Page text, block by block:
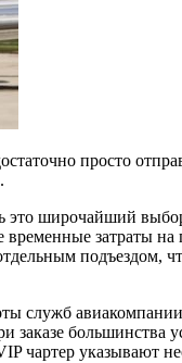
просто
широчайший
затраты
подъездом,
служб
большинства
чартер указывают